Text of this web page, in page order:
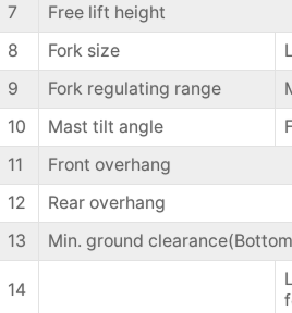
7
Free lift height
8
Fork size
9
Fork regulating range
10
Mast tilt angle
11
Front overhang
12
Rear overhang
13
Min. ground
14